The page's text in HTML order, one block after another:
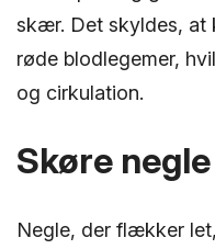
skær. Det skyldes, at
røde blodlegemer,
og cirkulation.
Skøre
Negle, der flækker